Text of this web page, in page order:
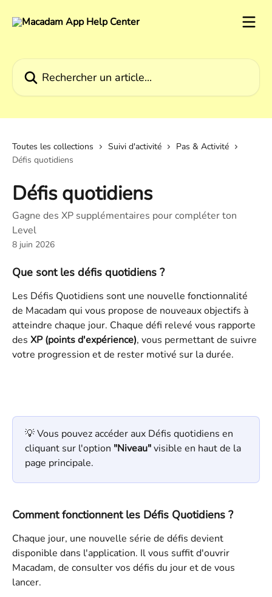
Toutes les collections Suivi d'activité
Pas & Activité
Défis quotidiens
Défis quotidiens
Gagne des XP supplémentaires pour compléter ton
Level
8 juin 2026
Que sont les défis quotidiens ?
Les Défis Quotidiens sont une nouvelle fonctionnalité
de Macadam qui vous propose de nouveaux objectifs à
atteindre chaque jour. Chaque défi relevé vous rapporte
des XP (points d'expérience), vous permettant de suivre
votre progression et de rester motivé sur la durée.
💡 Vous pouvez accéder aux Défis quotidiens en
cliquant sur l'option "Niveau" visible en haut de la
page principale.
Comment fonctionnent les Défis Quotidiens ?
Chaque jour, une nouvelle série de défis devient
disponible dans l'application. Il vous suffit d'ouvrir
Macadam, de consulter vos défis du jour et de vous
lancer.